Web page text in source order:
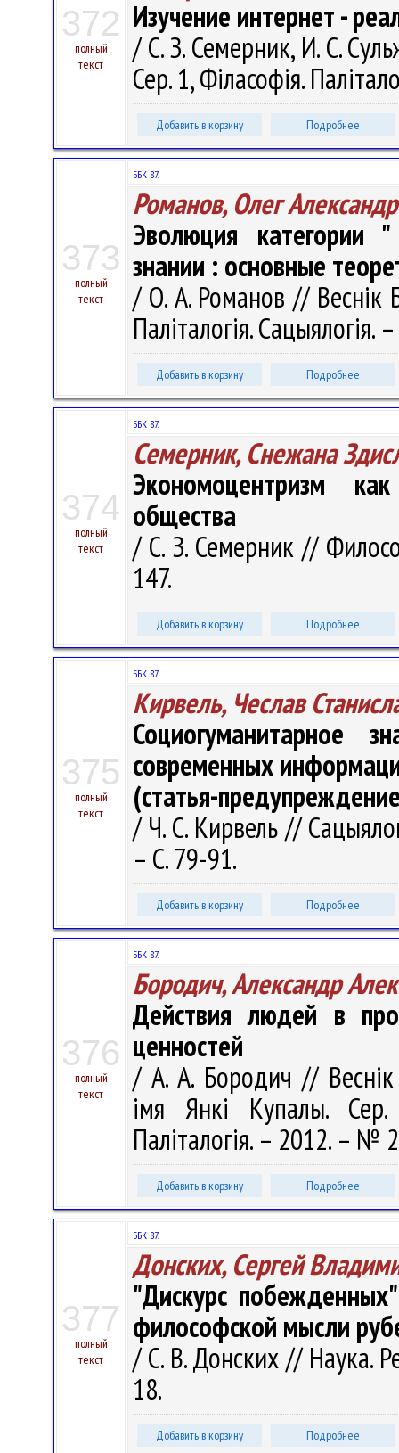
372
полный
текст
Изучение интернет -
/ С. З. Семерник, И. С.
Сер. 1, Філасофія.
Добавить в корзину Подробнее
373
полный
текст
ББК 87.
Романов, Олег
Эволюция категории
знании : основные
/ О. А. Романов // Веснік
Паліталогія.
Добавить в корзину Подробнее
374
полный
текст
ББК 87.
Семерник, Снежана
Экономоцентризм
общества
/ С. З. Семерник //
147.
Добавить в корзину Подробнее
375
полный
текст
ББК 87.
Кирвель, Чеслав
Социогуманитарное
современных
(статья-
/ Ч. С. Кирвель //
– С. 79-91.
Добавить в корзину Подробнее
376
полный
текст
ББК 87.
Бородич, Александр
Действия людей в
ценностей
/ А. А. Бородич // Веснік
імя Янкі Купалы. Сер.
Паліталогія. – 2012. – №
Добавить в корзину Подробнее
377
полный
текст
ББК 87.
Донских, Сергей
"Дискурс
философской мысли
/ С. В. Донских // Наука.
18.
Добавить в корзину Подробнее